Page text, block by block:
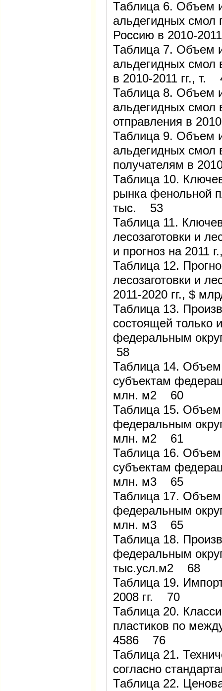
Таблица 6. Объем
альдегидных смол
Россию в 2010-
Таблица 7. Объем
альдегидных смол
в 2010-2011 гг., т.
Таблица 8. Объем
альдегидных смол
отправления в
Таблица 9. Объем
альдегидных смол
получателям в
Таблица 10.
рынка фенольной
тыс. 53
Таблица 11.
лесозаготовки и
и прогноз на 2011
Таблица 12.
лесозаготовки и
2011-2020 гг., $
Таблица 13.
состоящей только
федеральным
58
Таблица 14.
субъектам
млн. м2 60
Таблица 15.
федеральным
млн. м2 61
Таблица 16.
субъектам
млн. м3 65
Таблица 17.
федеральным
млн. м3 65
Таблица 18.
федеральным
тыс.усл.м2 68
Таблица 19.
2008 гг. 70
Таблица 20.
пластиков по
4586 76
Таблица 21.
согласно
Таблица 22.